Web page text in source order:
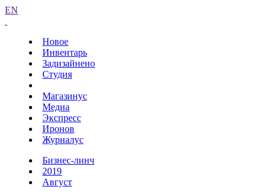
EN
Новое
Инвентарь
Задизайнено
Студия
Магазинус
Медиа
Экспресс
Иронов
Журналус
Бизнес-линч
2019
Август